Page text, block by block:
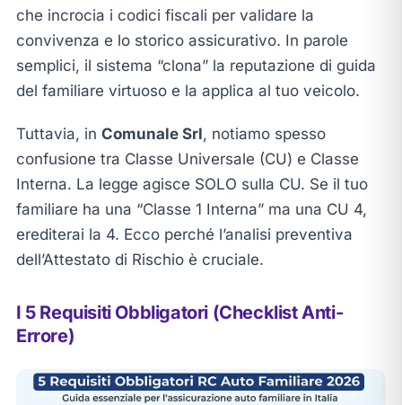
che incrocia i codici fiscali per validare la
convivenza e lo storico assicurativo. In parole
semplici, il sistema “clona” la reputazione di guida
del familiare virtuoso e la applica al tuo veicolo.
Tuttavia, in Comunale Srl, notiamo spesso
confusione tra Classe Universale (CU) e Classe
Interna. La legge agisce SOLO sulla CU. Se il tuo
familiare ha una “Classe 1 Interna” ma una CU 4,
erediterai la 4. Ecco perché l’analisi preventiva
dell’Attestato di Rischio è cruciale.
I 5 Requisiti Obbligatori (Checklist Anti-
Errore)